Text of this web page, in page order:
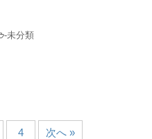
-未分類
4 次へ »